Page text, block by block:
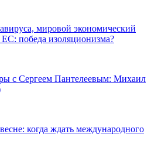
мировой экономический
победа изоляционизма?
с Сергеем Пантелеевым: Михаил
когда ждать международного